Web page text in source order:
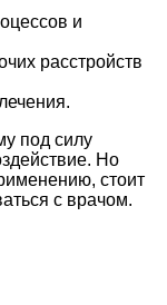
и
расстройств
под силу
Но
стоит
с врачом.